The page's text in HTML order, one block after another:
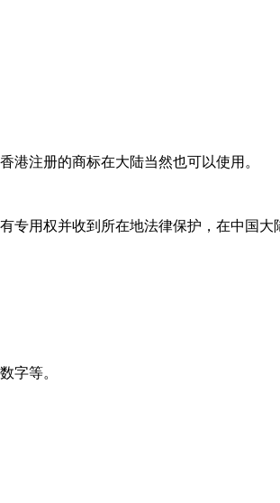
注册的商标在大陆当然也可以使用。
用权并收到所在地法律保护，在中国
字等。